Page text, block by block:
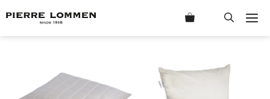
naar